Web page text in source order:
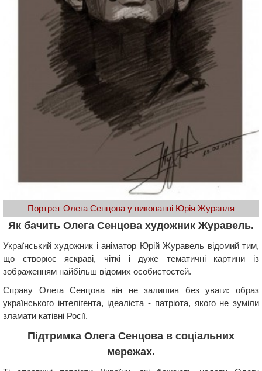
Портрет Олега Сенцова у виконанні Юрія Журавля
Як бачить Олега Сенцова художник Журавель.
Український художник і аніматор Юрій Журавель відомий тим,
що створює яскраві, чіткі і дуже тематичні картини із
зображенням найбільш відомих особистостей.
Справу Олега Сенцова він не залишив без уваги: образ
українського інтелігента, ідеаліста - патріота, якого не зуміли
зламати катівні Росії.
Підтримка Олега Сенцова в соціальних
мережах.